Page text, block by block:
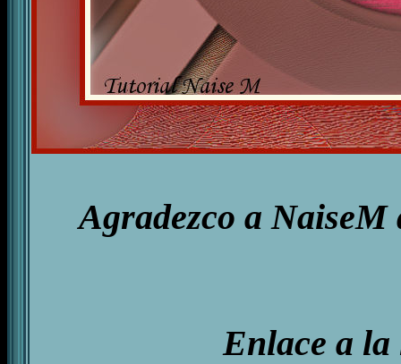
Agradezco a
Enlace a